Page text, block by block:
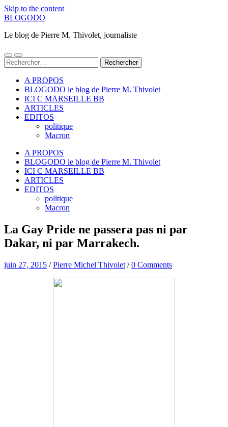
Skip to the content
BLOGODO
Le blog de Pierre M. Thivolet, journaliste
Toggle
mobile
Toggle
search
Rechercher :
A PROPOS
BLOGODO le blog de Pierre M. Thivolet
ICI C MARSEILLE BB
ARTICLES
EDITOS
politique
Macron
A PROPOS
BLOGODO le blog de Pierre M. Thivolet
ICI C MARSEILLE BB
ARTICLES
EDITOS
politique
Macron
La Gay Pride ne passera pas ni par
Dakar, ni par Marrakech.
juin 27, 2015 /Pierre Michel Thivolet /0 Comments